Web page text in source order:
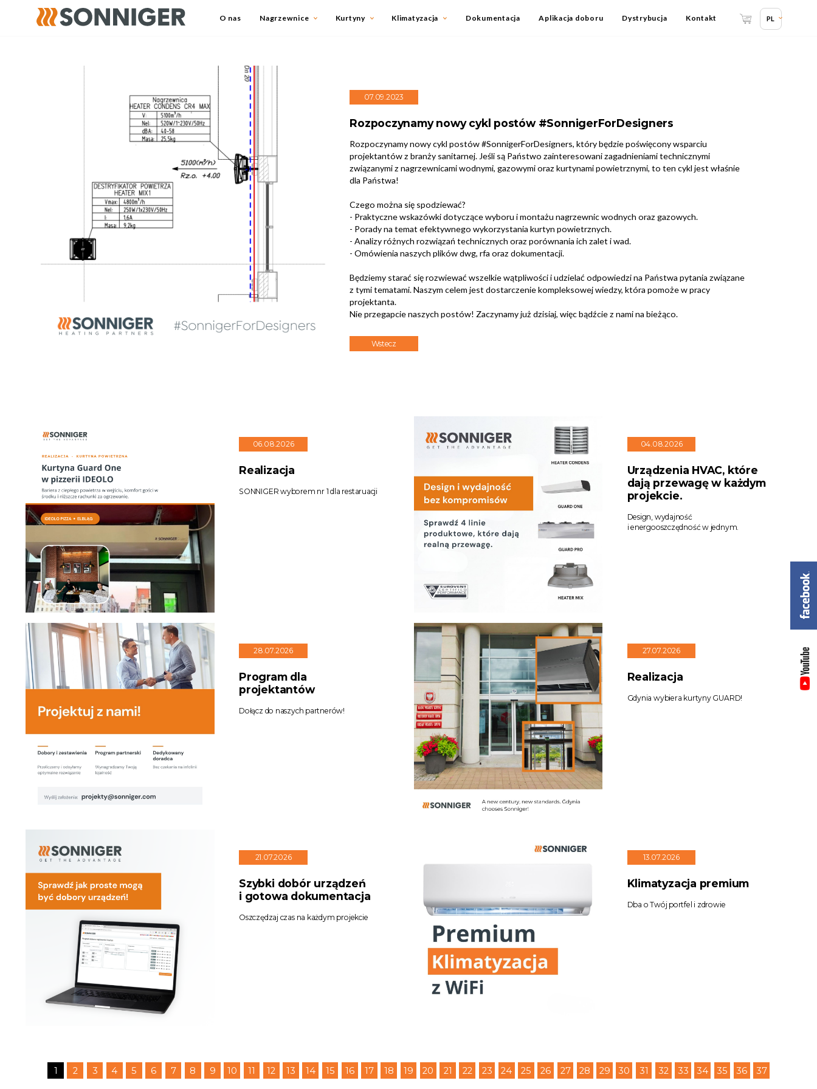
O nas Nagrzewnice Kurtyny Klimatyzacja Dokumentacja Aplikacja doboru Dystrybucja Kontakt PL
07.09.2023
Rozpoczynamy nowy cykl postów #SonnigerForDesigners
Rozpoczynamy nowy cykl postów #SonnigerForDesigners, który będzie poświęcony wsparciu
projektantów z branży sanitarnej. Jeśli są Państwo zainteresowani zagadnieniami technicznymi
związanymi z nagrzewnicami wodnymi, gazowymi oraz kurtynami powietrznymi, to ten cykl jest właśnie
dla Państwa!
Czego można się spodziewać?
- Praktyczne wskazówki dotyczące wyboru i montażu nagrzewnic wodnych oraz gazowych.
- Porady na temat efektywnego wykorzystania kurtyn powietrznych.
- Analizy różnych rozwiązań technicznych oraz porównania ich zalet i wad.
- Omówienia naszych plików dwg, rfa oraz dokumentacji.
Będziemy starać się rozwiewać wszelkie wątpliwości i udzielać odpowiedzi na Państwa pytania związane
z tymi tematami. Naszym celem jest dostarczenie kompleksowej wiedzy, która pomoże w pracy
projektanta.
Nie przegapcie naszych postów! Zaczynamy już dzisiaj, więc bądźcie z nami na bieżąco.
Wstecz
06.08.2026
Realizacja
SONNIGER wyborem nr 1 dla restaruacji
04.08.2026
Urządzenia HVAC, które
dają przewagę w każdym
projekcie.
Design, wydajność
i energooszczędność w jednym.
28.07.2026
Program dla
projektantów
Dołącz do naszych partnerów!
27.07.2026
Realizacja
Gdynia wybiera kurtyny GUARD!
21.07.2026
Szybki dobór urządzeń
i gotowa dokumentacja
Oszczędzaj czas na każdym projekcie
13.07.2026
Klimatyzacja premium
Dba o Twój portfel i zdrowie
1 2 3 4 5 6 7 8 9 10 11 12 13 14 15 16 17 18 19 20 21 22 23 24 25 26 27 28 29 30 31 32 33 34 35 36 37